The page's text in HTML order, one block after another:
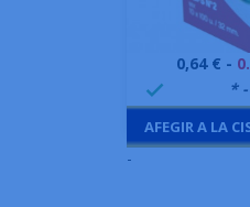

Preu
0,64 € -
 *
AFEGIR A LA
-